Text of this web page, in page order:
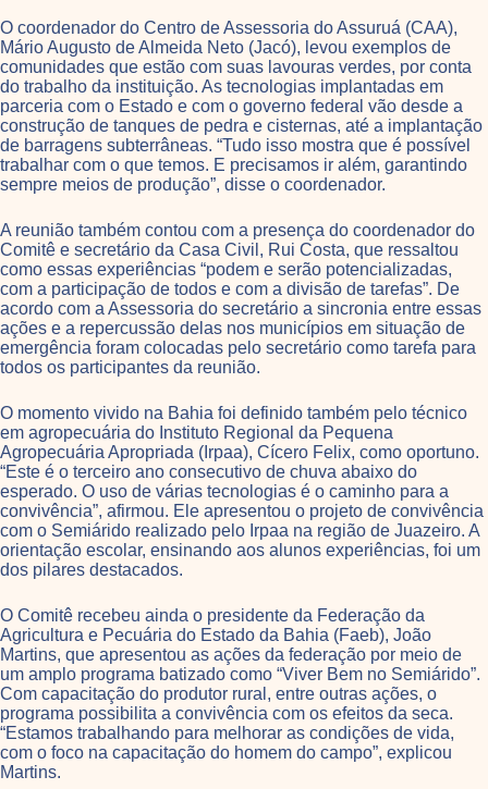
O coordenador do Centro de Assessoria do Assuruá (CAA),
Mário Augusto de Almeida Neto (Jacó), levou exemplos de
comunidades que estão com suas lavouras verdes, por conta
do trabalho da instituição. As tecnologias implantadas em
parceria com o Estado e com o governo federal vão desde a
construção de tanques de pedra e cisternas, até a implantação
de barragens subterrâneas. “Tudo isso mostra que é possível
trabalhar com o que temos. E precisamos ir além, garantindo
sempre meios de produção”, disse o coordenador.
A reunião também contou com a presença do coordenador do
Comitê e secretário da Casa Civil, Rui Costa, que ressaltou
como essas experiências “podem e serão potencializadas,
com a participação de todos e com a divisão de tarefas”. De
acordo com a Assessoria do secretário a sincronia entre essas
ações e a repercussão delas nos municípios em situação de
emergência foram colocadas pelo secretário como tarefa para
todos os participantes da reunião.
O momento vivido na Bahia foi definido também pelo técnico
em agropecuária do Instituto Regional da Pequena
Agropecuária Apropriada (Irpaa), Cícero Felix, como oportuno.
“Este é o terceiro ano consecutivo de chuva abaixo do
esperado. O uso de várias tecnologias é o caminho para a
convivência”, afirmou. Ele apresentou o projeto de convivência
com o Semiárido realizado pelo Irpaa na região de Juazeiro. A
orientação escolar, ensinando aos alunos experiências, foi um
dos pilares destacados.
O Comitê recebeu ainda o presidente da Federação da
Agricultura e Pecuária do Estado da Bahia (Faeb), João
Martins, que apresentou as ações da federação por meio de
um amplo programa batizado como “Viver Bem no Semiárido”.
Com capacitação do produtor rural, entre outras ações, o
programa possibilita a convivência com os efeitos da seca.
“Estamos trabalhando para melhorar as condições de vida,
com o foco na capacitação do homem do campo”, explicou
Martins.